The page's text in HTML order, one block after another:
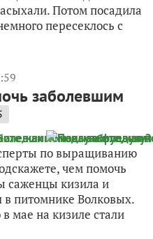
Потом посадила
пересеклось с
заболевшим
по выращиванию
чем помочь
саженцы кизила и
питомнике Волковых.
мае на кизиле стали